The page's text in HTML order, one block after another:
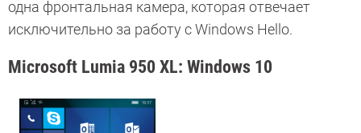
одна фронтальная камера, которая отвечает
исключительно за работу с Windows Hello.
Microsoft Lumia 950 XL: Windows 10